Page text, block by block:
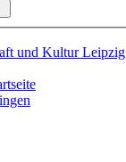
und Kultur Leipzig